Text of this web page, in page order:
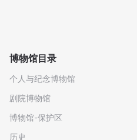
博物馆目录
个人与纪念博物馆
剧院博物馆
博物馆-保护区
历史